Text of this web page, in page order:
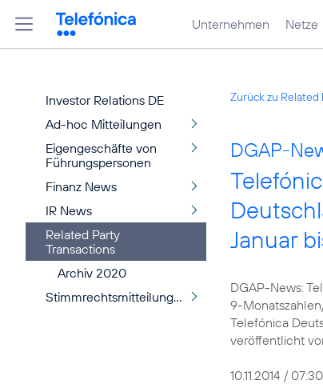
Unternehmen Netze
Investor Relations DE
Ad-hoc Mitteilungen
Eigengeschäfte von
Führungspersonen
Finanz News
IR News
Related Party
Transactions
Archiv 2020
Stimmrechtsmitteilungen
Zurück zu Related
DGAP-
Januar
DGAP-News:
9-
Telefónica
veröffentlicht
10.11.2014 / 07:30